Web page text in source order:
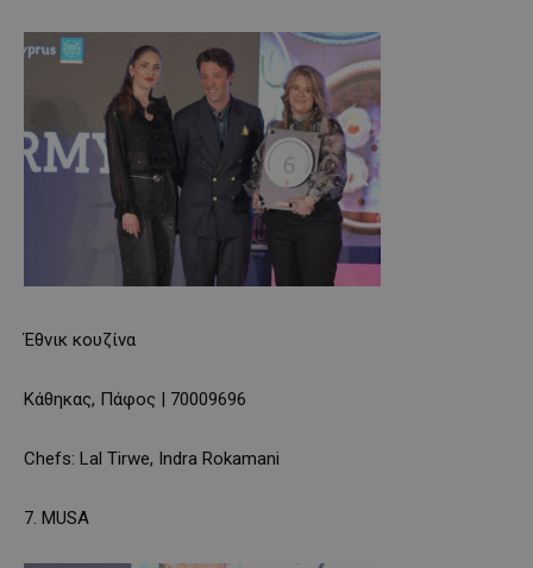
Έθνικ κουζίνα
Κάθηκας, Πάφος | 70009696
Chefs: Lal Tirwe, Indra Rokamani
7. MUSA